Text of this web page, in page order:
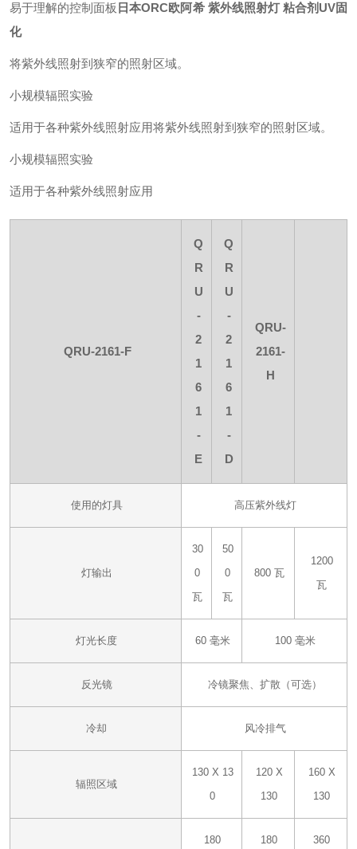
易于理解的控制面板 日本ORC欧阿希 紫外线照射灯 粘合剂UV固
化
将紫外线照射到狭窄的照射区域。
小规模辐照实验
适用于各种紫外线照射应用将紫外线照射到狭窄的照射区域。
小规模辐照实验
适用于各种紫外线照射应用
QRU-2161-F
Q
R
U
-
2
1
6
1
-
E
Q
R
U
-
2
1
6
1
-
D
QRU-
2161-
H
使用的灯具 高压紫外线灯
灯输出
30
0
瓦
50
0
瓦
800 瓦
1200
瓦
灯光长度 60 毫米 100 毫米
反光镜 冷镜聚焦、扩散（可选）
冷却 风冷排气
辐照区域
130 X 13
0
120 X
130
160 X
130
180 180 360